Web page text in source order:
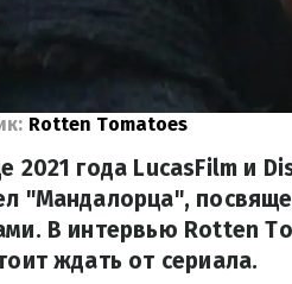
Rotten Tomatoes
2021 года LucasFilm и
"Мандалорца",
В интервью Rotten
ждать от сериала.